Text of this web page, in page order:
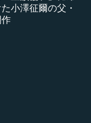
小澤征爾の父・